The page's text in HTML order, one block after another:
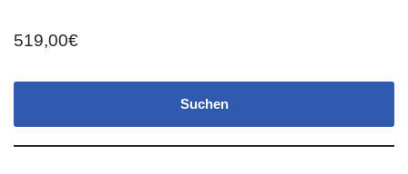
519,00€
Suchen